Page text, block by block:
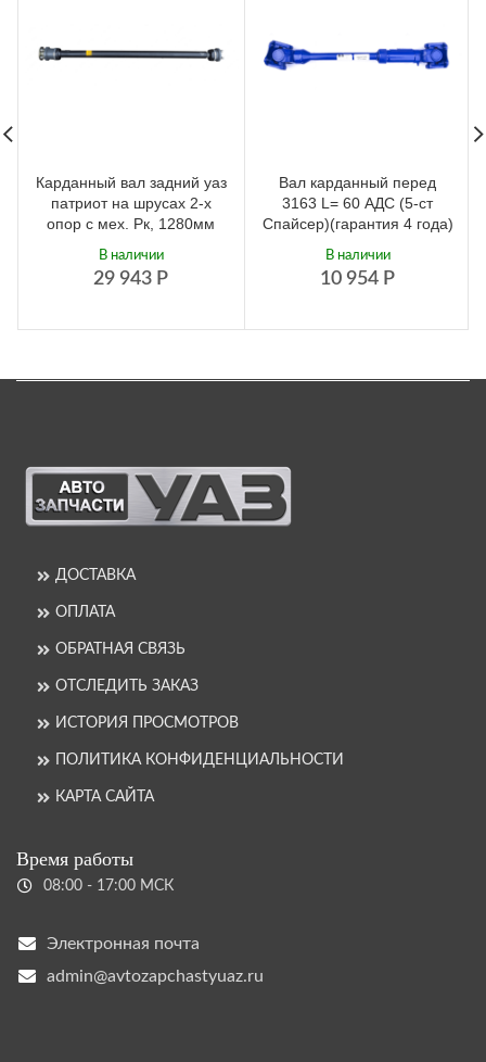
Карданный вал задний уаз
патриот на шрусах 2-х
опор с мех. Рк, 1280мм
29 943 Р
В наличии
Вал карданный перед
3163 L= 60 АДС (5-ст
Спайсер)(гарантия 4 года)
10 954 Р
В наличии
ДОСТАВКА
ОПЛАТА
ОБРАТНАЯ СВЯЗЬ
ОТСЛЕДИТЬ ЗАКАЗ
ИСТОРИЯ ПРОСМОТРОВ
ПОЛИТИКА КОНФИДЕНЦИАЛЬНОСТИ
КАРТА САЙТА
Время работы
08:00 - 17:00 МСК
Электронная почта
admin@avtozapchastyuaz.ru